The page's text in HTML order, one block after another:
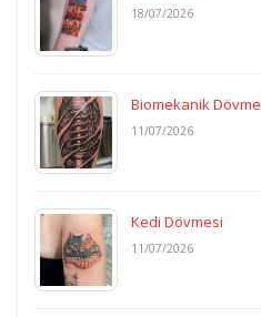
18/07/2026
Biomekanik Dövme
11/07/2026
Kedi Dövmesi
11/07/2026